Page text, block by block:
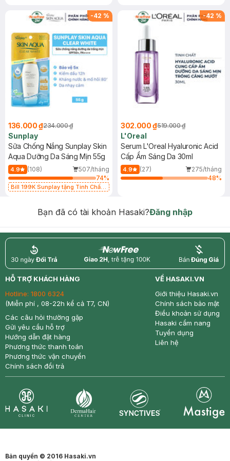
-42 %
136.000 ₫234.000 ₫
Sunplay
Sữa Chống Nắng Sunplay Skin
Aqua Dưỡng Da Sáng Mịn 55g
4.9 (108)
507/tháng
74%
Bill 199K Sunplay tặng Tinh Chất
-42 %
302.000 ₫519.000 ₫
L'Oreal
Serum L'Oreal Hyaluronic Acid
Cấp Ẩm Sáng Da 30ml
4.9 (27)
275/tháng
48%
Bạn đã có tài khoản Hasaki?Đăng nhập
return nowfree price
HỖ TRỢ KHÁCH HÀNG
Hotline: 1800 6324
(Miễn phí , 08-22h kể cả T7, CN)
Các câu hỏi thường gặp
Gửi yêu cầu hỗ trợ
Hướng dẫn đặt hàng
Phương thức thanh toán
Phương thức vận chuyển
Chính sách đổi trả
VỀ HASAKI.VN
Giới thiệu Hasaki.vn
Chính sách bảo mật
Điều khoản sử dụng
Hasaki cẩm nang
Tuyển dụng
Liên hệ
Bản quyền © 2016 Hasaki.vn